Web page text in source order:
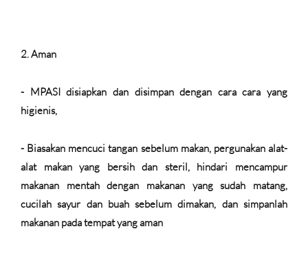
2.Aman
- MPASI disiapkan dan disimpan dengan cara cara yang
higienis,
- Biasakan mencuci tangan sebelum makan, pergunakan alat-
alat makan yang bersih dan steril, hindari mencampur
makanan mentah dengan makanan yang sudah matang,
cucilah sayur dan buah sebelum dimakan, dan simpanlah
makanan pada tempat yang aman